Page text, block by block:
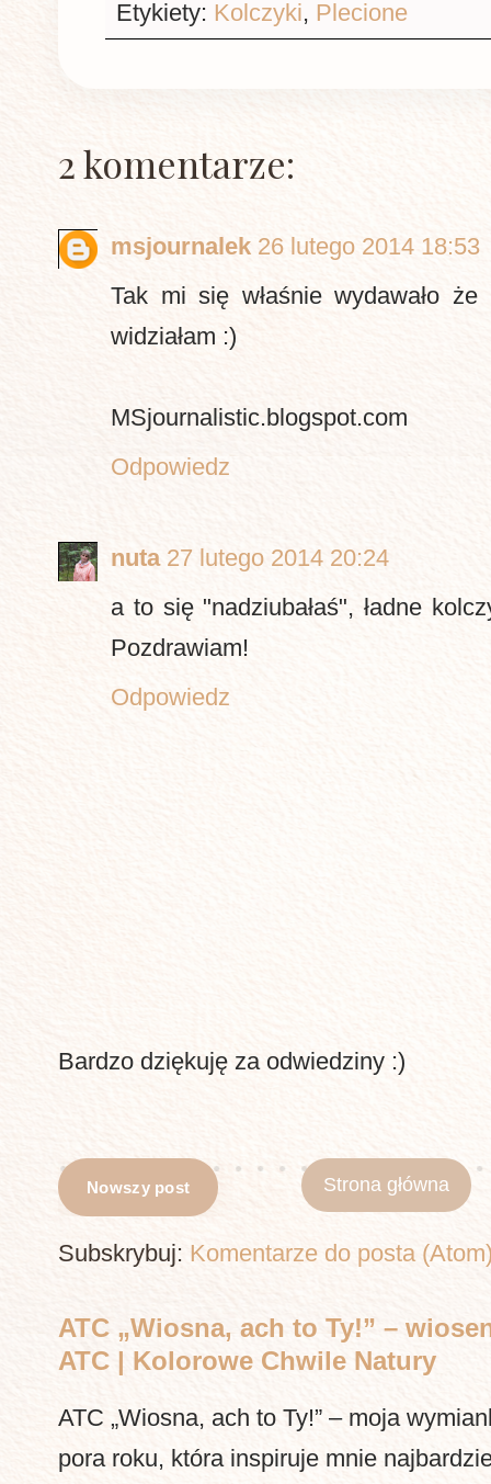
Etykiety: Kolczyki, Plecione
2 komentarze:
msjournalek 26 lutego 2014 18:53
Tak mi się właśnie wydawało
widziałam :)
MSjournalistic.blogspot.com
Odpowiedz
nuta 27 lutego 2014 20:24
a to się "nadziubałaś", ładne
Pozdrawiam!
Odpowiedz
Bardzo dziękuję za odwiedziny :)
Nowszy post Strona główna
Subskrybuj: Komentarze do posta
ATC „Wiosna, ach to Ty!” –
ATC | Kolorowe Chwile Natury
ATC „Wiosna, ach to Ty!” – moja
pora roku, która inspiruje mnie